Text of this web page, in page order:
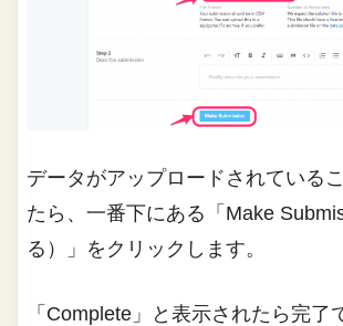
データがアップロードされている
たら、一番下にある「Make
る）」をクリックします。
「Complete」と表示されたら完了